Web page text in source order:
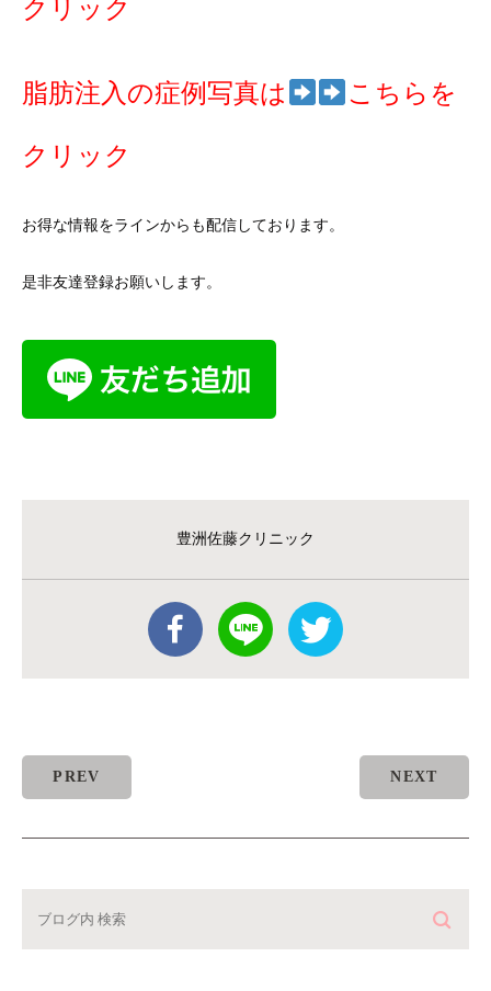
クリック
脂肪注入の症例写真は こちらを
クリック
お得な情報をラインからも配信しております。
是非友達登録お願いします。
豊洲佐藤クリニック
PREV NEXT